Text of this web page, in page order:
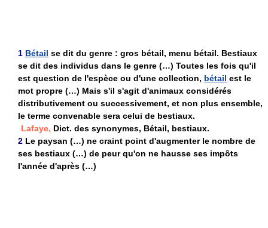
1 Bétail se dit du genre : gros bétail, menu bétail. Bestiaux
se dit des individus dans le genre (…) Toutes les fois qu'il
est question de l'espèce ou d'une collection, bétail est le
mot propre (…) Mais s'il s'agit d'animaux considérés
distributivement ou successivement, et non plus ensemble,
le terme convenable sera celui de bestiaux.
Lafaye, Dict. des synonymes, Bétail, bestiaux.
2 Le paysan (…) ne craint point d'augmenter le nombre de
ses bestiaux (…) de peur qu'on ne hausse ses impôts
l'année d'après (…)